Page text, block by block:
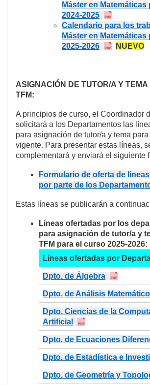
Máster en
2024-2025
Calendario para los
Máster en
2025-2026
NUEVO
ASIGNACIÓN DE TUTOR/A Y
TFM:
A principios de curso, el Coordinador
solicitará a los Departamentos las
para asignación de tutor/a y tema
vigente. Para presentar estas líneas,
complementará y enviará el siguiente
Formulario de oferta de
por parte de los
Estas líneas se publicarán a
Líneas ofertadas por los
para asignación de tutor/a y
TFM para el curso 2025-2026:
Líneas ofertadas por
Dpto. de Álgebra
Dpto. de Análisis Matemático
Dpto. Ciencias de la
Artificial
Dpto. de Ecuaciones
Dpto. de Estadística e
Dpto. de Geometría y